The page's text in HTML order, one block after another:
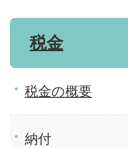
税金
税金の概要
納付